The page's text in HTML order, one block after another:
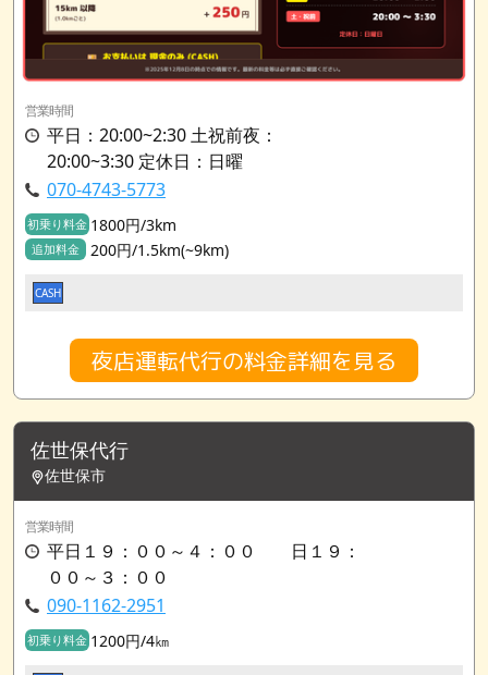
営業時間
平日：20:00~2:30 土祝前夜：
20:00~3:30 定休日：日曜
070-4743-5773
初乗り料金 1800円/3km
追加料金 200円/1.5km(~9km)
CASH
夜店運転代行の料金詳細を見る
佐世保代行
佐世保市
営業時間
平日１９：００～４：００ 日１９：
００～３：００
090-1162-2951
初乗り料金 1200円/4㎞